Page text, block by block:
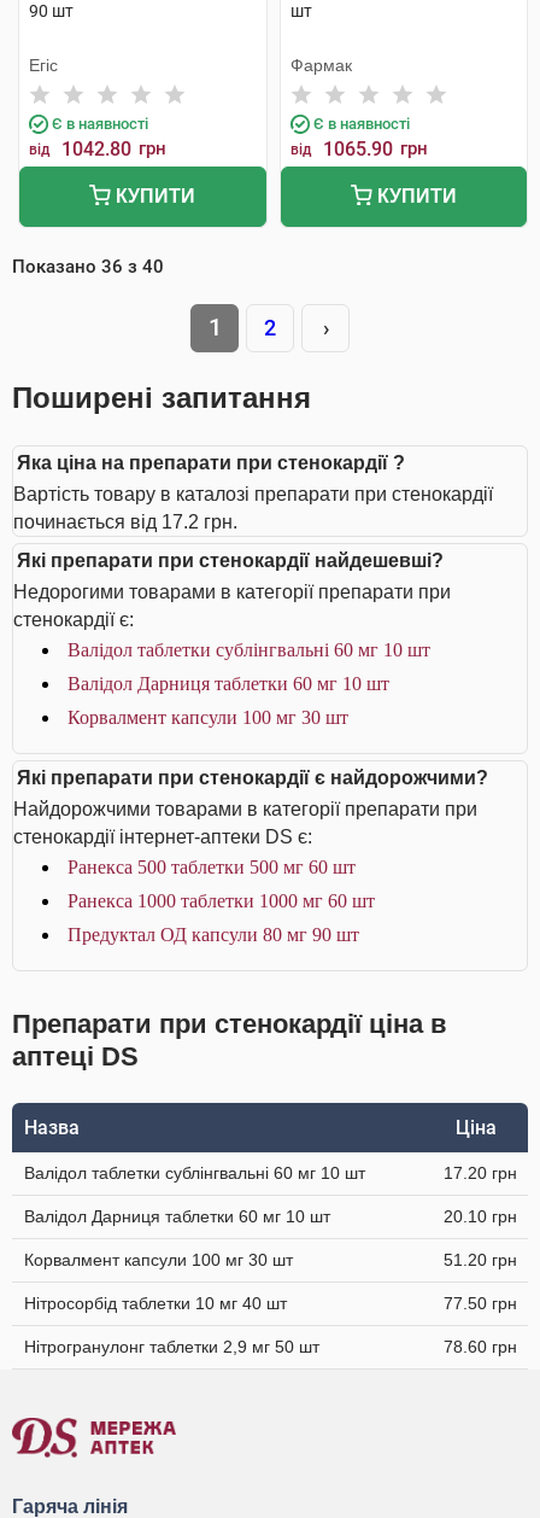
90 шт
Егіс
Є в наявності
від 1042.80 грн
КУПИТИ
шт
Фармак
Є в наявності
від 1065.90 грн
КУПИТИ
Показано 36 з 40
1 2 ›
Поширені запитання
Яка ціна на препарати при стенокардії ?
Вартість товару в каталозі препарати при стенокардії
починається від 17.2 грн.
Які препарати при стенокардії найдешевші?
Недорогими товарами в категорії препарати при
стенокардії є:
Валідол таблетки сублінгвальні 60 мг 10 шт
Валідол Дарниця таблетки 60 мг 10 шт
Корвалмент капсули 100 мг 30 шт
Які препарати при стенокардії є найдорожчими?
Найдорожчими товарами в категорії препарати при
стенокардії інтернет-аптеки DS є:
Ранекса 500 таблетки 500 мг 60 шт
Ранекса 1000 таблетки 1000 мг 60 шт
Предуктал ОД капсули 80 мг 90 шт
Препарати при стенокардії ціна в
аптеці DS
Назва Ціна
Валідол таблетки сублінгвальні 60 мг 10 шт 17.20 грн
Валідол Дарниця таблетки 60 мг 10 шт 20.10 грн
Корвалмент капсули 100 мг 30 шт 51.20 грн
Нітросорбід таблетки 10 мг 40 шт 77.50 грн
Нітрогранулонг таблетки 2,9 мг 50 шт 78.60 грн
Гаряча лінія